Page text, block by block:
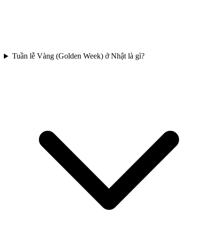
Tuần lễ Vàng (Golden Week) ở Nhật là gì?